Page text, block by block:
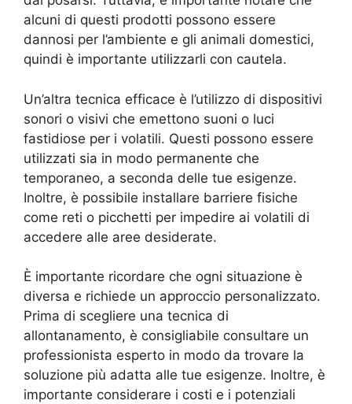
alcuni di questi prodotti possono essere
dannosi per l’ambiente e gli animali domestici,
quindi è importante utilizzarli con cautela.
Un’altra tecnica efficace è l’utilizzo di dispositivi
sonori o visivi che emettono suoni o luci
fastidiose per i volatili. Questi possono essere
utilizzati sia in modo permanente che
temporaneo, a seconda delle tue esigenze.
Inoltre, è possibile installare barriere fisiche
come reti o picchetti per impedire ai volatili di
accedere alle aree desiderate.
È importante ricordare che ogni situazione è
diversa e richiede un approccio personalizzato.
Prima di scegliere una tecnica di
allontanamento, è consigliabile consultare un
professionista esperto in modo da trovare la
soluzione più adatta alle tue esigenze. Inoltre, è
importante considerare i costi e i potenziali